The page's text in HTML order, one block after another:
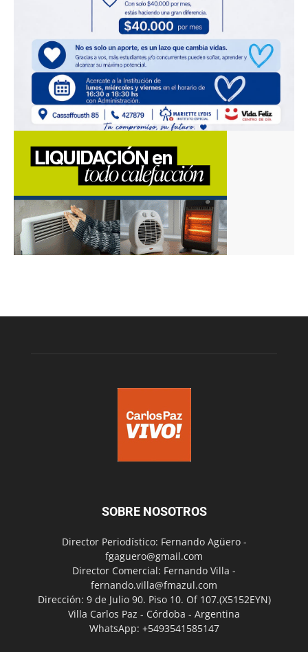
SOBRE NOSOTROS
Director Periodístico: Fernando Agüero -
fgaguero@gmail.com
Director Comercial: Fernando Villa -
fernando.villa@fmazul.com
Dirección: 9 de Julio 90. Piso 10. Of 107.(X5152EYN)
Villa Carlos Paz - Córdoba - Argentina
WhatsApp: +5493541585147